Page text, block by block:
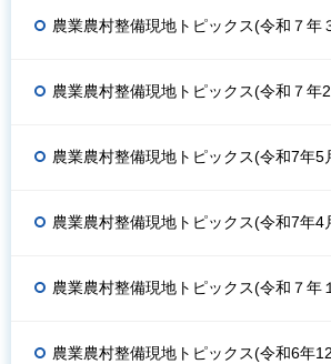
農業農村整備現地トピックス(令和７年
農業農村整備現地トピックス(令和７年
農業農村整備現地トピックス(令和7年5
農業農村整備現地トピックス(令和7年4
農業農村整備現地トピックス(令和７年
農業農村整備現地トピックス(令和6年